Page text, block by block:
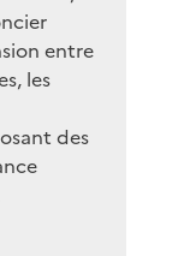
entre
les
des